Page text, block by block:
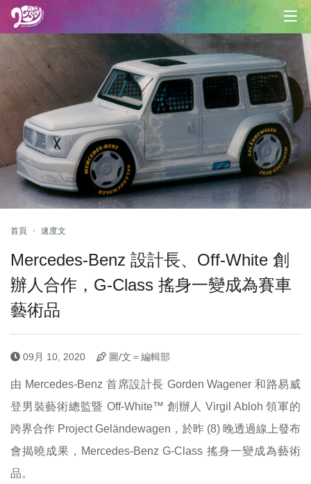
首頁 速度文
Mercedes-Benz 設計長、Off-White 創
辦人合作，G-Class 搖身一變成為賽車
藝術品
09月 10, 2020 圖/文＝編輯部
由 Mercedes-Benz 首席設計長 Gorden Wagener 和路易威
登男裝藝術總監暨 Off-White™ 創辦人 Virgil Abloh 領軍的
跨界合作 Project Geländewagen，於昨 (8) 晚透過線上發布
會揭曉成果，Mercedes-Benz G-Class 搖身一變成為藝術
品。